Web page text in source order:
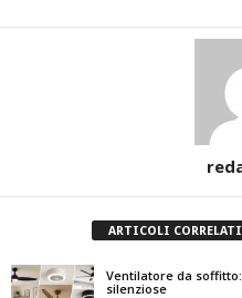
ARTICOLI CORRELATI
Ventilatore da
silenziose